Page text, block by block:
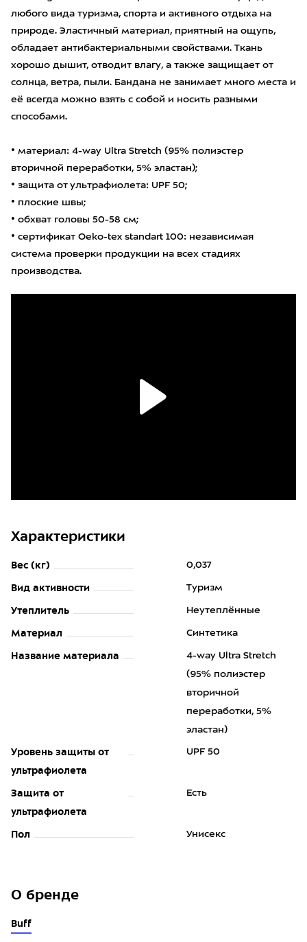
любого вида туризма, спорта и активного отдыха на
природе. Эластичный материал, приятный на ощупь,
обладает антибактериальными свойствами. Ткань
хорошо дышит, отводит влагу, а также защищает от
солнца, ветра, пыли. Бандана не занимает много места и
её всегда можно взять с собой и носить разными
способами.
• материал: 4-way Ultra Stretch (95% полиэстер
вторичной переработки, 5% эластан);
• защита от ультрафиолета: UPF 50;
• плоские швы;
• обхват головы 50-58 см;
• сертификат Oeko-tex standart 100: независимая
система проверки продукции на всех стадиях
производства.
Характеристики
Вес (кг) 0,037
Вид активности Туризм
Утеплитель Неутеплённые
Материал Синтетика
Название материала
4-way Ultra Stretch
(95% полиэстер
вторичной
переработки, 5%
эластан)
Уровень защиты от
ультрафиолета
UPF 50
Защита от
ультрафиолета
Есть
Пол Унисекс
О бренде
Buff